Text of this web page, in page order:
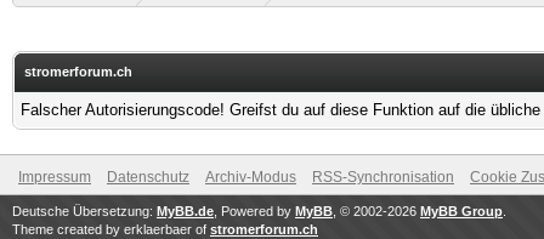
stromerforum.ch
Falscher Autorisierungscode! Greifst du auf diese Funktion auf die
Impressum Datenschutz Archiv-Modus RSS-Synchronisation Cookie
Deutsche Übersetzung: MyBB.de , Powered by MyBB , © 2002-2026 MyBB Group
Theme created by erklaerbaer of stromerforum.ch